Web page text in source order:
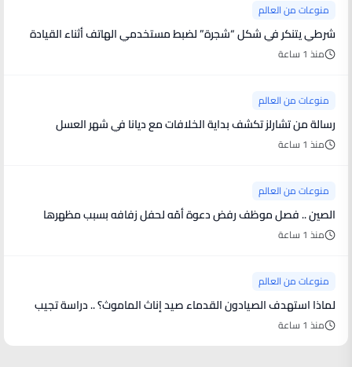
منوعات من العالم
شرطي يتنكر في شكل “شجرة” لضبط مستخدمي الهاتف أثناء القيادة
منذ 1 ساعة
منوعات من العالم
رسالة من تشارلز تكشف بداية الخلافات مع ديانا في شهر العسل
منذ 1 ساعة
منوعات من العالم
الصين .. فصل موظف رفض دعوة أمّه لحفل زفافه بسبب مظهرها
منذ 1 ساعة
منوعات من العالم
لماذا استهدف الصيادون القدماء صيد إناث الماموث؟ .. دراسة تجيب
منذ 1 ساعة